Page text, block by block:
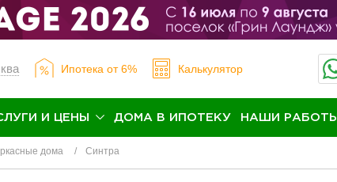
Ипотека от 6% Калькулятор
И ЦЕНЫ ДОМА В ИПОТЕКУ НАШИ РАБОТЫ
дома Синтра